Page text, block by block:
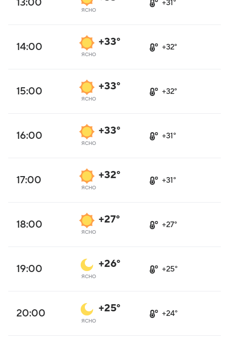
13:00
ясно
+31°
14:00 +33°
ясно
+32°
15:00 +33°
ясно
+32°
16:00 +33°
ясно
+31°
17:00 +32°
ясно
+31°
18:00 +27°
ясно
+27°
19:00 +26°
ясно
+25°
20:00 +25°
ясно
+24°